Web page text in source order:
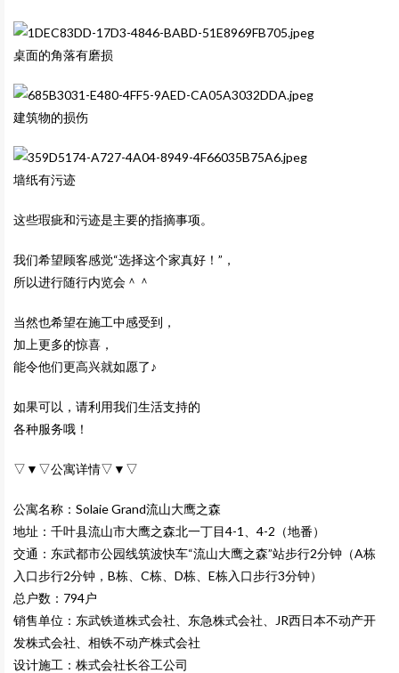
桌面的角落有磨损
建筑物的损伤
墙纸有污迹
这些瑕疵和污迹是主要的指摘事项。
我们希望顾客感觉“选择这个家真好！”，
所以进行随行内览会＾＾
当然也希望在施工中感受到，
加上更多的惊喜，
能令他们更高兴就如愿了♪
如果可以，请利用我们生活支持的
各种服务哦！
▽▼▽公寓详情▽▼▽
公寓名称：Solaie Grand流山大鹰之森
地址：千叶县流山市大鹰之森北一丁目4-1、4-2（地番）
交通：东武都市公园线筑波快车“流山大鹰之森”站步行2分钟（A栋
入口步行2分钟，B栋、C栋、D栋、E栋入口步行3分钟）
总户数：794户
销售单位：东武铁道株式会社、东急株式会社、JR西日本不动产开
发株式会社、相铁不动产株式会社
设计施工：株式会社长谷工公司